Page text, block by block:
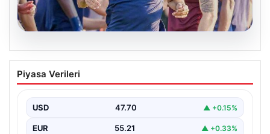
06.08.2026
Salah, Trabzonspor’da İlk Antrenmanına
Çıkarak Takımına Entegre Oldu
bordo-mavili forma ile ilk resmi antrenmanına katılarak
taraftarların…
Piyasa Verileri
USD 47.70 ▲ +0.15%
EUR 55.21 ▲ +0.33%